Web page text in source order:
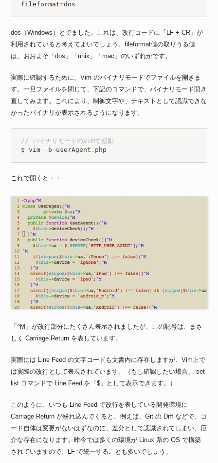
fileformat=dos
dos（Windows）とでました。これは、改行コードに「LF + CR」が
利用されていると考えてよいでしょう。fileformat値の取りうる値
は、おおよそ「dos」「unix」「mac」のいずれかです。
実際に確認するために、Vim のバイナリモードでファイルを開きま
す。一旦ファイルを閉じて、下記のコマンドで、バイナリモード開き
直してみます。これにより、制御文字や、テキストとして認識できな
かったバイナリが表示されるようになります。
// バイナリモードのVIMで起動
$ vim
- b userAgent . php
これで開くと・・
「^M」が改行部分にたくさん表示されましたが、この記号は、まさ
しく Carriage Return を表しています。
実際には Line Feed の文字コードも文書内に存在しますが、Vim上で
は実際の改行として表現されています。（もし確認したい場合、:set
list コマンドで Line Feed を「$」として表示できます。）
このように、いつも Line Feed で改行を表している開発環境に
Carriage Return が紛れ込んでくると、例えば、Git の Diff などで、コ
ード自体は変更がないはずなのに、差分として認識されてしまい、厄
介な存在になります。昨今では多くの環境が Linux 系の OS で構築
されていますので、LF で統一することも多いでしょう。